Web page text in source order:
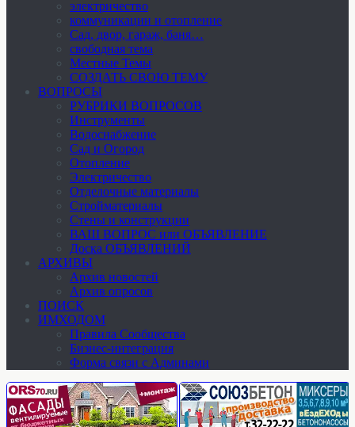
электричество
коммуникации и отопление
Cад, двор, гараж, баня…
свободная тема
Местные Темы
СОЗДАТЬ СВОЮ ТЕМУ
ВОПРОСЫ
РУБРИКИ ВОПРОСОВ
Инструменты
Водоснабжение
Сад и Огород
Отопление
Электричество
Отделочные материалы
Стройматериалы
Стены и конструкции
ВАШ ВОПРОС или ОБЪЯВЛЕНИЕ
Доска ОБЪЯВЛЕНИЙ
АРХИВЫ
Архив новостей
Архив опросов
ПОИСК
ИМХОДОМ
Правила Сообщества
Бизнес-интеграция
Форма связи с Админами